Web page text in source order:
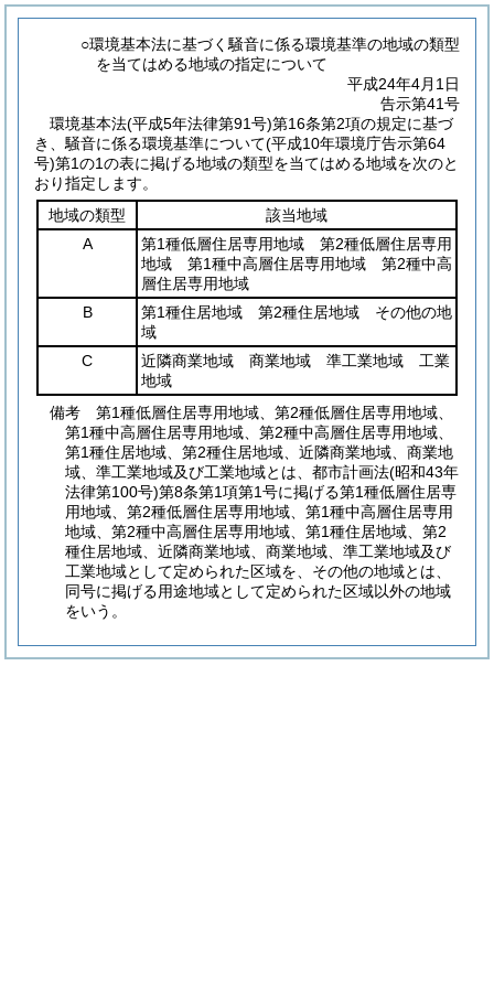
○環境基本法に基づく騒音に係る環境基準の地域の類型
を当てはめる地域の指定について
平成24年4月1日
告示第41号
環境基本法(平成5年法律第91号)第16条第2項の規定に基づ
き、騒音に係る環境基準について(平成10年環境庁告示第64
号)第1の1の表に掲げる地域の類型を当てはめる地域を次のと
おり指定します。
地域の類型
該当地域
A
第1種低層住居専用地域 第2種低層住居専用
地域 第1種中高層住居専用地域 第2種中高
層住居専用地域
B
第1種住居地域 第2種住居地域 その他の地
域
C
近隣商業地域 商業地域 準工業地域 工業
地域
備考 第1種低層住居専用地域、第2種低層住居専用地域、
第1種中高層住居専用地域、第2種中高層住居専用地域、
第1種住居地域、第2種住居地域、近隣商業地域、商業地
域、準工業地域及び工業地域とは、都市計画法(昭和43年
法律第100号)第8条第1項第1号に掲げる第1種低層住居専
用地域、第2種低層住居専用地域、第1種中高層住居専用
地域、第2種中高層住居専用地域、第1種住居地域、第2
種住居地域、近隣商業地域、商業地域、準工業地域及び
工業地域として定められた区域を、その他の地域とは、
同号に掲げる用途地域として定められた区域以外の地域
をいう。